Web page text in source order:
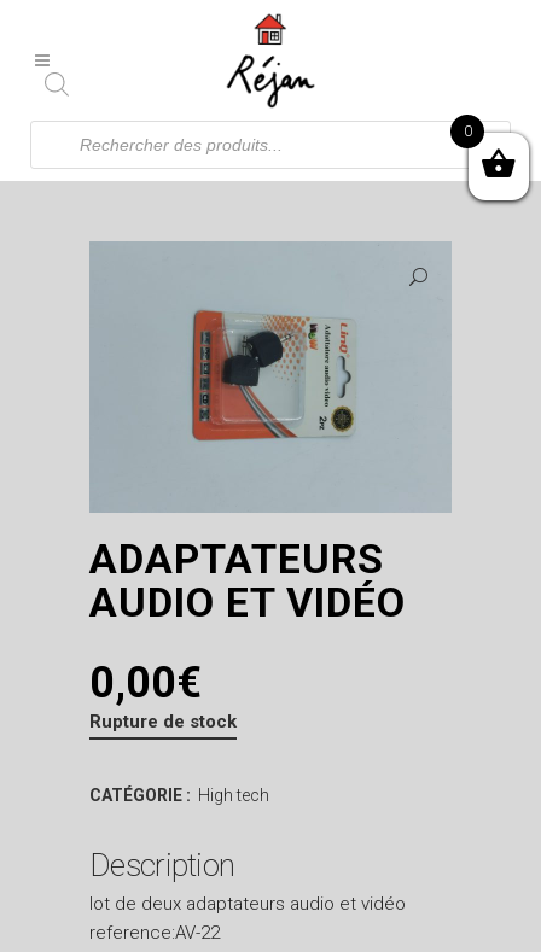
Recherche
produits
ADAPTATEURS
AUDIO ET VIDÉO
0,00€
Rupture de stock
CATÉGORIE : High tech
Description
lot de deux adaptateurs audio et vidéo
reference:AV-22
0